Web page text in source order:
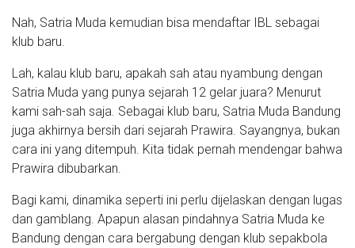
Nah, Satria Muda kemudian bisa mendaftar IBL sebagai
klub baru.
Lah, kalau klub baru, apakah sah atau nyambung dengan
Satria Muda yang punya sejarah 12 gelar juara? Menurut
kami sah-sah saja. Sebagai klub baru, Satria Muda Bandung
juga akhirnya bersih dari sejarah Prawira. Sayangnya, bukan
cara ini yang ditempuh. Kita tidak pernah mendengar bahwa
Prawira dibubarkan.
Bagi kami, dinamika seperti ini perlu dijelaskan dengan lugas
dan gamblang. Apapun alasan pindahnya Satria Muda ke
Bandung dengan cara bergabung dengan klub sepakbola